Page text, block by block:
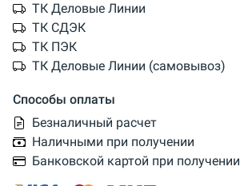
ТК Деловые Линии
ТК СДЭК
ТК ПЭК
ТК Деловые Линии (самовывоз)
Способы оплаты
Безналичный расчет
Наличными при получении
Банковской картой при получении